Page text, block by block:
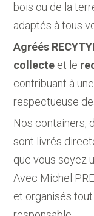
bois ou de la
adaptés à tous
Agréés
collecte et le
contribuant à
respectueuse
Nos containers,
sont livrés
que vous soyez
Avec Michel
et organisés